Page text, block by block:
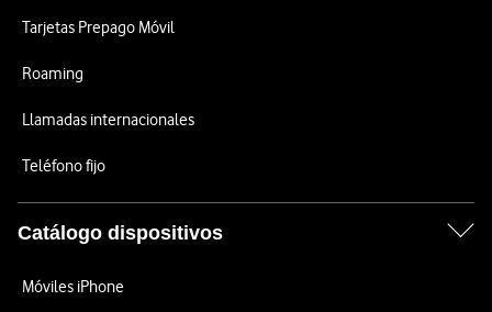
Tarjetas Prepago Móvil
Roaming
Llamadas internacionales
Teléfono fijo
Catálogo dispositivos
Móviles iPhone